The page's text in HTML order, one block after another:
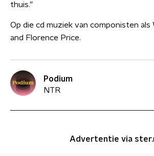
thuis.”
Op die cd muziek van componisten als
and Florence Price.
Podium
NTR
Advertentie via